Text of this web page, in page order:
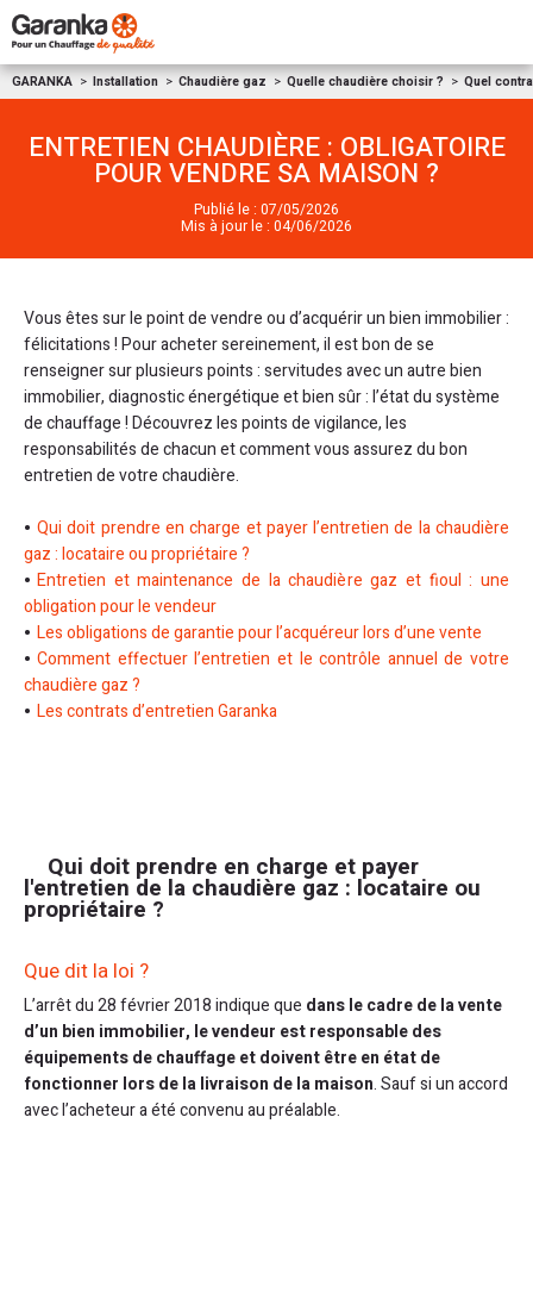
GARANKA Installation Chaudière gaz Quelle chaudière choisir ? Quel
ENTRETIEN CHAUDIÈRE : OBLIGATOIRE
POUR VENDRE SA MAISON ?
Publié le : 07/05/2026
Mis à jour le : 04/06/2026
Vous êtes sur le point de vendre ou d’acquérir un bien immobilier :
félicitations ! Pour acheter sereinement, il est bon de se
renseigner sur plusieurs points : servitudes avec un autre bien
immobilier, diagnostic énergétique et bien sûr : l’état du système
de chauffage ! Découvrez les points de vigilance, les
responsabilités de chacun et comment vous assurez du bon
entretien de votre chaudière.
Qui doit prendre en charge et payer l’entretien de la chaudière
gaz : locataire ou propriétaire ?
Entretien et maintenance de la chaudière gaz et fioul : une
obligation pour le vendeur
Les obligations de garantie pour l’acquéreur lors d’une vente
Comment effectuer l’entretien et le contrôle annuel de votre
chaudière gaz ?
Les contrats d’entretien Garanka
Qui doit prendre en charge et payer
l'entretien de la chaudière gaz : locataire ou
propriétaire ?
Que dit la loi ?
L’arrêt du 28 février 2018 indique que dans le cadre de la vente
d’un bien immobilier, le vendeur est responsable des
équipements de chauffage et doivent être en état de
fonctionner lors de la livraison de la maison. Sauf si un accord
avec l’acheteur a été convenu au préalable.